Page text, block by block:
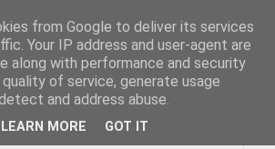
from Google to deliver its services
Your IP address and user-agent are
along with performance and security
of service, generate usage
and address abuse.
LEARN MORE GOT IT